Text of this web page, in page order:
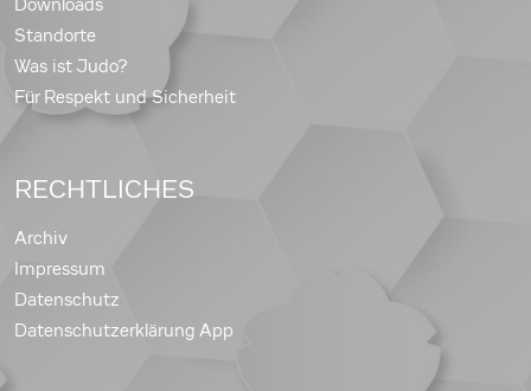
Downloads
Standorte
Was ist Judo?
Für Respekt und Sicherheit
RECHTLICHES
Archiv
Impressum
Datenschutz
Datenschutzerklärung App